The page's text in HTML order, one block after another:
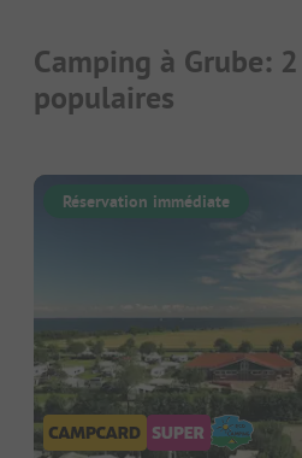
Camping à Grube:
populaires
Réservation immédiate